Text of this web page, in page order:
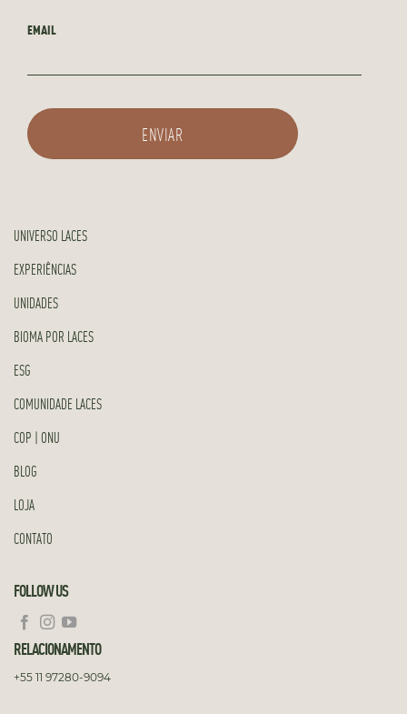
EMAIL
UNIVERSO LACES
EXPERIÊNCIAS
UNIDADES
BIOMA POR LACES
ESG
COMUNIDADE LACES
COP | ONU
BLOG
LOJA
CONTATO
FOLLOW US
RELACIONAMENTO
+55 11 97280-9094